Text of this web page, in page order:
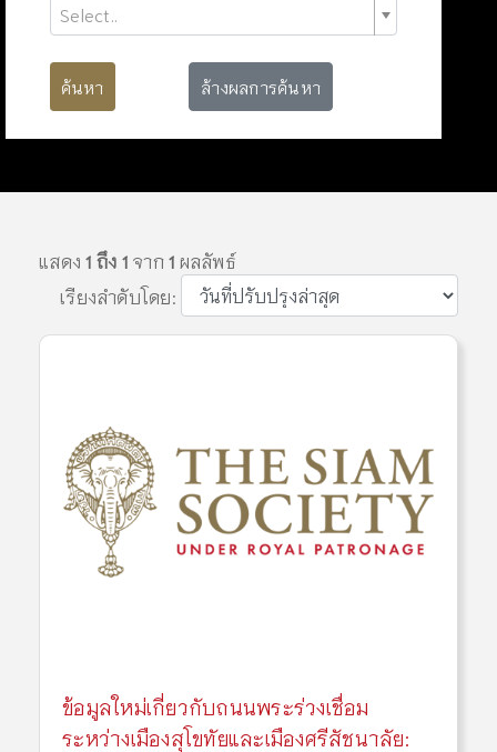
Select..
ค้นหา ล้างผลการค้นหา
แสดง1 ถึง 1จาก1 ผลลัพธ์
เรียงลำดับโดย:
ข้อมูลใหม่เกี่ยวกับถนนพระร่วงเชื่อม
ระหว่างเมืองสุโขทัยและเมืองศรีสัชนาลัย: